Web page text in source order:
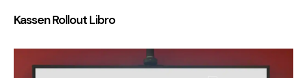
Kassen Rollout Libro